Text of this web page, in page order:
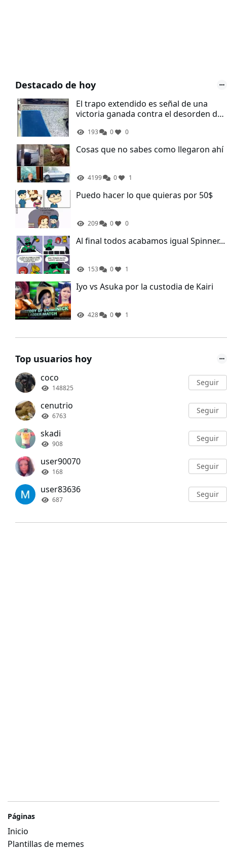
Destacado de hoy
El trapo extendido es señal de una
victoria ganada contra el desorden de
193 0 0
Cosas que no sabes como llegaron ahí
4199 0 1
Puedo hacer lo que quieras por 50$
209 0 0
Al final todos acabamos igual Spinner...
153 0 1
Iyo vs Asuka por la custodia de Kairi
428 0 1
Top usuarios hoy
coco
148825
Seguir
cenutrio
6763
Seguir
skadi
908
Seguir
user90070
168
Seguir
user83636
687
Seguir
Páginas
Inicio
Plantillas de memes